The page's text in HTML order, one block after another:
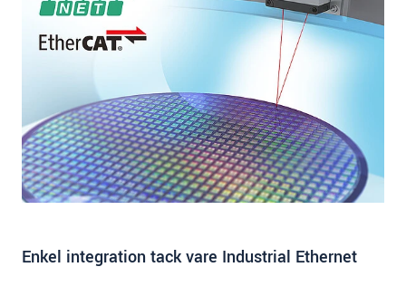
Enkel integration tack vare Industrial Ethernet